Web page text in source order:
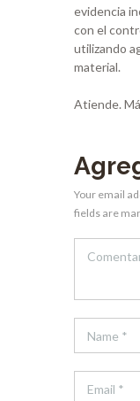
evidencia
con el
utilizando
material.
Atiende.
Your email
fields are